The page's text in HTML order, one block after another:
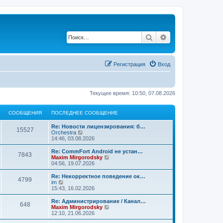
Поиск
Вход
Регистрация
Текущее время: 10:50, 07.08.2026
СООБЩЕНИЯ ПОСЛЕДНЕЕ СООБЩЕНИЕ
15527
Re: Новости лицензирования: б…
Orchestra
е
р
е
й
т
п
о
с
е
д
н
е
14:46, 03.08.2026
7843
Re: CommFort Android не устан…
Maxim Mirgorodsky
р
е
п
04:56, 19.07.2026
4799
Re: Некорректное поведение ок…
im
е
р
е
й
т
и
15:43, 16.02.2026
648
Re: Администрирование / Канал…
Maxim Mirgorodsky
р
12:10, 21.06.2026